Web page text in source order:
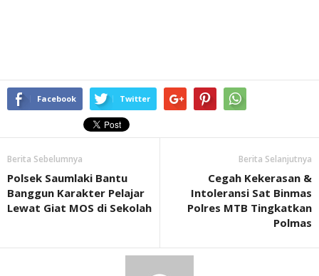
Facebook Twitter
Berita Sebelumnya
Polsek Saumlaki Bantu
Banggun Karakter Pelajar
Lewat Giat MOS di Sekolah
Berita Selanjutnya
Cegah Kekerasan &
Intoleransi Sat Binmas
Polres MTB Tingkatkan
Polmas